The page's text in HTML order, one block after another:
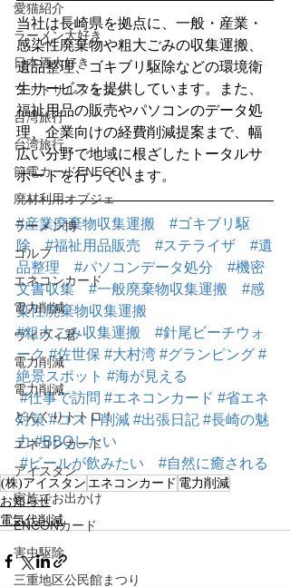
愛猫紹介
ラーメン大好き
日本酒大好き
フットサルフェスタ
台湾旅行
台湾旅行
節電カードENECON
廃材利用オブジェ
ラーメン博
ゴルフ
エネコンカード
電力削減
ヴィヴィ君
電力削減
電力削減
どんぐりトトロ！
エネコンカード
アイスタン
家族でお出かけ
ENCONカード
害虫駆除
三重地区公民館まつり
当社は長崎県を拠点に、一般・産業・
感染性廃棄物や粗大ごみの収集運搬、
遺品整理、ゴキブリ駆除などの環境衛
生サービスを提供しています。また、
福祉用品の販売やパソコンのデータ処
理、企業向けの経費削減提案まで、幅
広い分野で地域に根ざしたトータルサ
ポートを行っています。
#産業廃棄物収集運搬
#ゴキブリ駆
除
#福祉用品販売 #ステライザ
#遺
品整理
#パソコンデータ処分
#機密
文書収集
#一般廃棄物収集運搬
#感
染性廃棄物収集運搬
#粗大ごみ収集運搬
#針尾ビーチウォ
ーク #佐世保 #大村湾 #グランピング #
絶景スポット #海が見える
#仕事で訪問 #エネコンカード #省エネ
対策 #コスト削減 #出張日記 #長崎の魅
力 #BBQしたい
#ビールが飲みたい
#自然に癒される
(株)アイスタン エネコンカード 電力削減
お知らせ
電気代削減